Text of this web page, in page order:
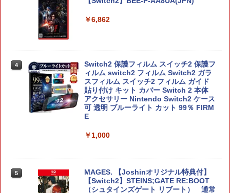
￥6,862
4
Switch2 保護フィルム スイッチ2 保護フ
ィルム switch2 フィルム Switch2 ガラ
スフィルム スイッチ2 フィルム ガイド
貼り付け キット カバー Switch 2 本体
アクセサリー Nintendo Switch2 ケース
可 透明 ブルーライト カット 99％ FIRM
E
￥1,000
5
MAGES. 【Joshinオリジナル特典付】
【Switch2】STEINS;GATE RE:BOOT
（シュタインズゲート リブート） 通常